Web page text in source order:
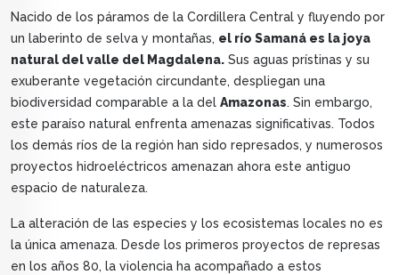
Nacido de los páramos de la Cordillera Central y fluyendo por
un laberinto de selva y montañas, el río Samaná es la joya
natural del valle del Magdalena. Sus aguas prístinas y su
exuberante vegetación circundante, despliegan una
biodiversidad comparable a la del Amazonas. Sin embargo,
este paraíso natural enfrenta amenazas significativas. Todos
los demás ríos de la región han sido represados, y numerosos
proyectos hidroeléctricos amenazan ahora este antiguo
espacio de naturaleza.
La alteración de las especies y los ecosistemas locales no es
la única amenaza. Desde los primeros proyectos de represas
en los años 80, la violencia ha acompañado a estos